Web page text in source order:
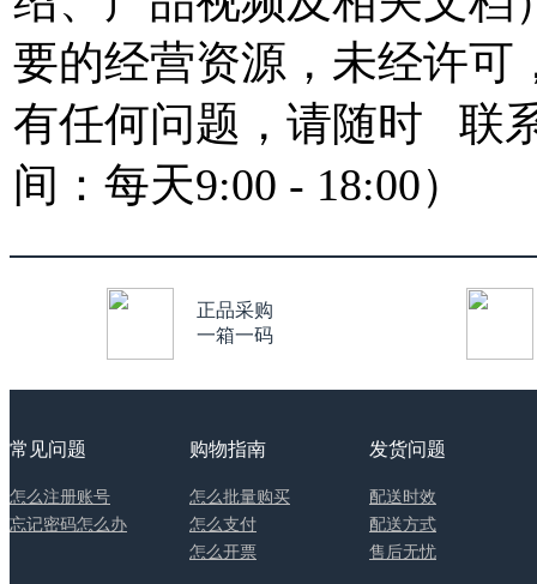
要的经营资源，未经许可
有任何问题，请随时
联
间：每天9:00 - 18:00）
正品采购
一箱一码
常见问题
怎么注册账号
忘记密码怎么办
购物指南
怎么批量购买
怎么支付
怎么开票
发货问题
配送时效
配送方式
售后无忧